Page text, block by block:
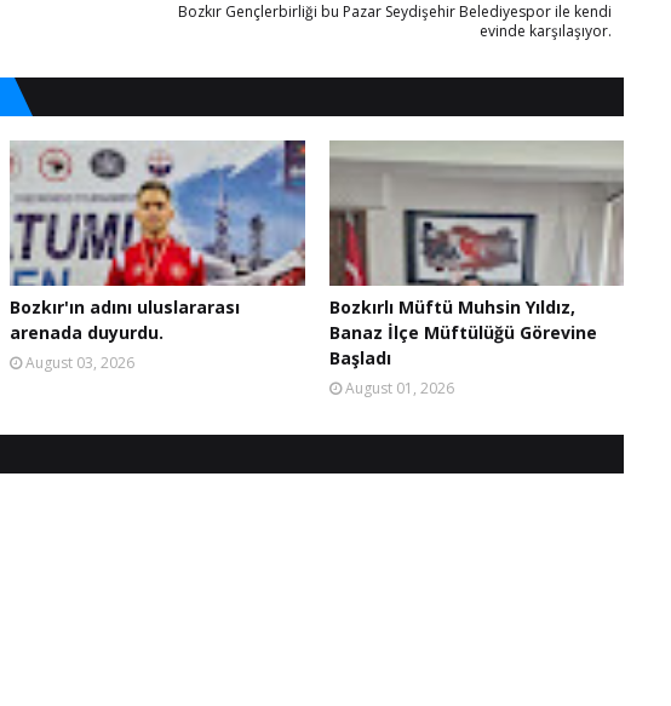
Bozkır Gençlerbirliği bu Pazar Seydişehir Belediyespor ile kendi
evinde karşılaşıyor.
Bozkır'ın adını uluslararası
arenada duyurdu.
August 03, 2026
Bozkırlı Müftü Muhsin Yıldız,
Banaz İlçe Müftülüğü Görevine
Başladı
August 01, 2026